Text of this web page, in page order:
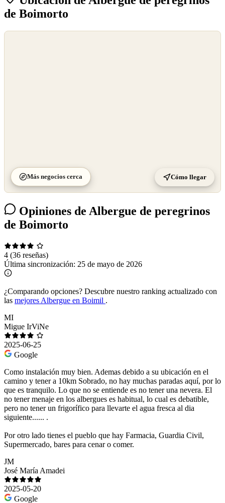
de Boimorto
Más negocios cerca Cómo llegar
Opiniones de Albergue de peregrinos
de Boimorto
4 (36 reseñas)
Última sincronización: 25 de mayo de 2026
¿Comparando opciones? Descubre nuestro ranking actualizado con
las mejores Albergue en Boimil .
MI
Migue IrViNe
2025-06-25
Google
Como instalación muy bien. Ademas debido a su ubicación en el
camino y tener a 10km Sobrado, no hay muchas paradas aquí, por lo
que es tranquilo. Lo que no se entiende es no tener una nevera. El
no tener menaje en los albergues es habitual, lo cual es debatible,
pero no tener un frigorífico para llevarte el agua fresca al dia
siguiente...... .
Por otro lado tienes el pueblo que hay Farmacia, Guardia Civil,
Supermercado, bares para cenar o comer.
JM
José María Amadei
2025-05-20
Google